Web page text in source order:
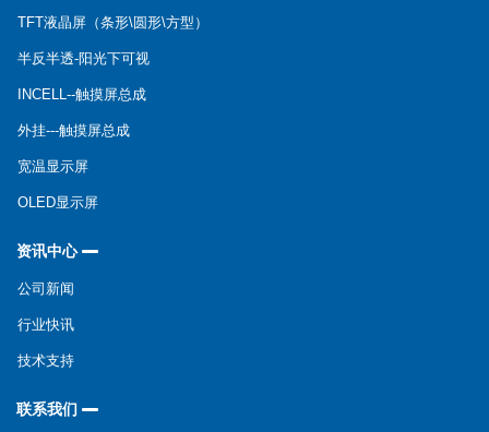
TFT液晶屏（条形\圆形\方型）
半反半透-阳光下可视
INCELL--触摸屏总成
外挂---触摸屏总成
宽温显示屏
OLED显示屏
资讯中心
公司新闻
行业快讯
技术支持
联系我们